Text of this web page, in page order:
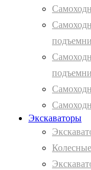
Экскаваторы